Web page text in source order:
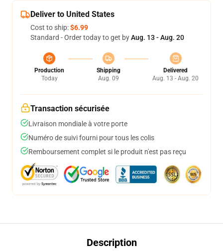
Deliver to United States
Cost to ship:$6.99
Standard - Order today to get byAug. 13 - Aug. 20
Production
Today
Shipping
Aug. 09
Delivered
Aug. 13 - Aug. 20
Transaction sécurisée
Livraison mondiale à votre porte
Numéro de suivi fourni pour tous les colis
Remboursement complet si le produit n'est pas reçu
Description